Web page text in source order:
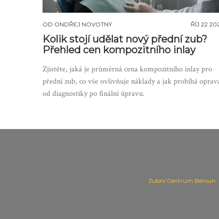
OD ONDŘEJ NOVOTNÝ ŘÍJ 22
Kolik stojí udělat nový přední zub?
Přehled cen kompozitního inlay
Zjistěte, jaká je průměrná cena kompozitního inlay pro
přední zub, co vše ovlivňuje náklady a jak probíhá
od diagnostiky po finální úpravu.
Zubní Centrum Beroun